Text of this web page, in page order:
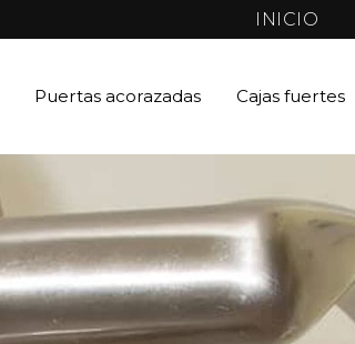
INICIO
Puertas acorazadas Cajas fuertes